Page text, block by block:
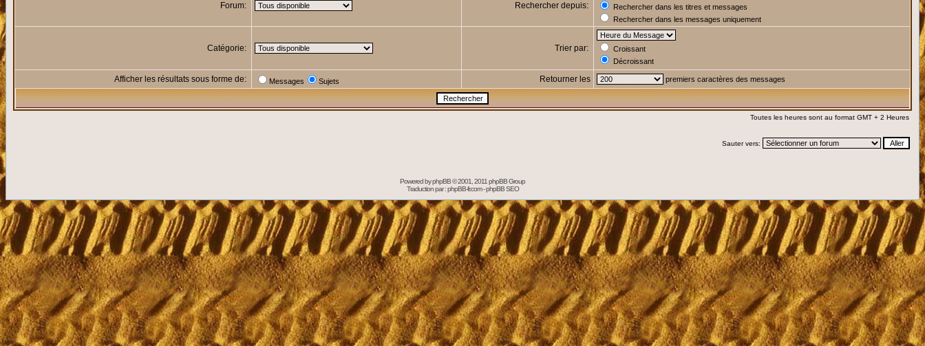
Forum: Rechercher depuis:
Rechercher dans les titres et messages
Rechercher dans les messages uniquement
Catégorie: Trier par:
Croissant
Décroissant
Afficher les résultats sous forme de: Messages Sujets Retourner les premiers caractères des messages
Toutes les heures sont au format GMT + 2 Heures
Sauter vers:
Powered byphpBB© 2001, 2011 phpBB Group
Traduction par :phpBB-fr.com-phpBB SEO